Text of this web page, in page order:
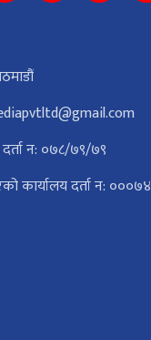
न: ०७८/७९/७९
कार्यालय दर्ता न: ०००७४